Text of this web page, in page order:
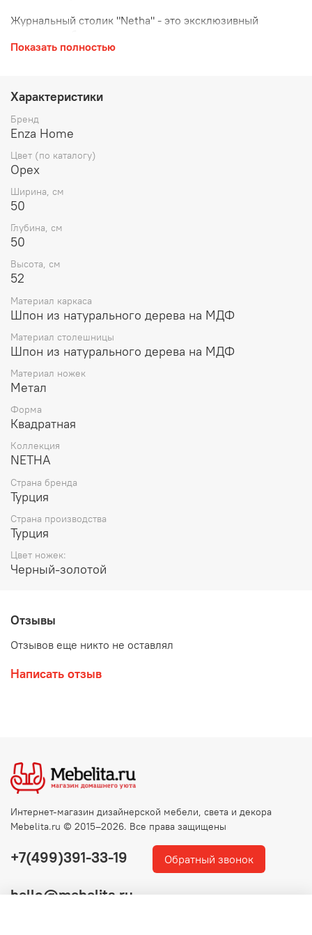
Журнальный столик "Netha" - это эксклюзивный
деревянным шпоном на лакированной поверхности и
Показать полностью
Характеристики
Бренд
Enza Home
Цвет (по каталогу)
Орех
Ширина, см
50
Глубина, см
50
Высота, см
52
Материал каркаса
Шпон из натурального дерева на МДФ
Материал столешницы
Шпон из натурального дерева на МДФ
Материал ножек
Метал
Форма
Квадратная
Коллекция
NETHA
Страна бренда
Турция
Страна производства
Турция
Цвет ножек:
Черный-золотой
Отзывы
Отзывов еще никто не оставлял
Написать отзыв
+7(499)391-33-19 Обратный звонок
hello@mebelita.ru
Интернет-магазин дизайнерской мебели, света и декора
Mebelita.ru © 2015–2026. Все права защищены